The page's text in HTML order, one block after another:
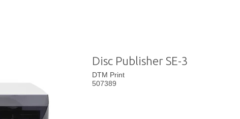
Disc Publisher SE-3
DTM Print
507389